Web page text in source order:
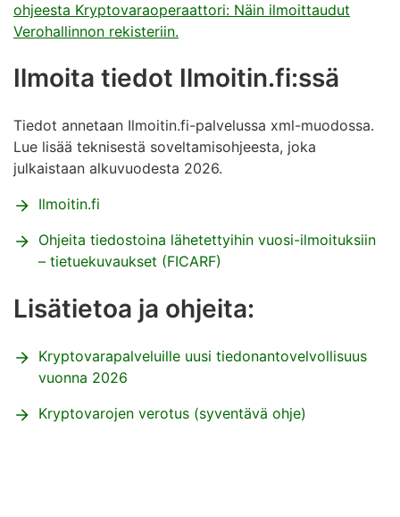
ohjeesta Kryptovaraoperaattori: Näin ilmoittaudut
Verohallinnon rekisteriin.
Ilmoita tiedot Ilmoitin.fi:ssä
Tiedot annetaan Ilmoitin.fi-palvelussa xml-muodossa.
Lue lisää teknisestä soveltamisohjeesta, joka
julkaistaan alkuvuodesta 2026.
Ilmoitin.fi
Ohjeita tiedostoina lähetettyihin vuosi-ilmoituksiin
– tietuekuvaukset (FICARF)
Lisätietoa ja ohjeita:
Kryptovarapalveluille uusi tiedonantovelvollisuus
vuonna 2026
Kryptovarojen verotus (syventävä ohje)